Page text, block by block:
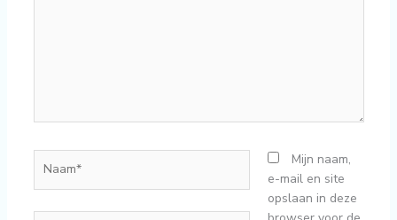
Mijn naam,
e-mail en site
opslaan in deze